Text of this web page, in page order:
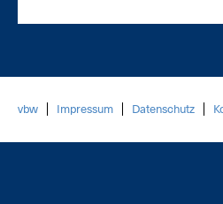
vbw Impressum Datenschutz